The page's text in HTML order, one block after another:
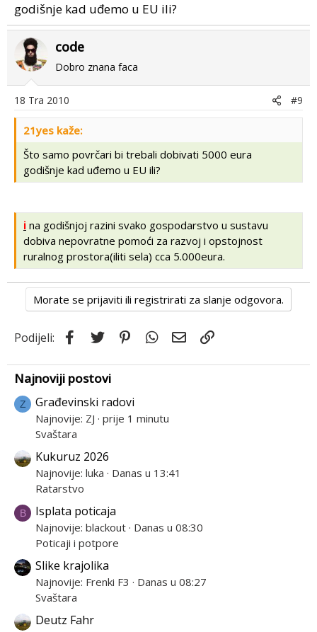
godišnje kad uđemo u EU ili?
code
Dobro znana faca
18 Tra 2010 #9
21yes kaže:
Što samo povrčari bi trebali dobivati 5000 eura
godišnje kad uđemo u EU ili?
i na godišnjoj razini svako gospodarstvo u sustavu
dobiva nepovratne pomoći za razvoj i opstojnost
ruralnog prostora(iliti sela) cca 5.000eura.
Morate se prijaviti ili registrirati za slanje odgovora.
Podijeli: Facebook
Twitter PinterestWhatsApp
Email
Najnoviji postovi
Z Građevinski radovi
Najnovije: ZJ prije 1 minutu
Svaštara
Kukuruz 2026
Najnovije: luka
Danas u 13:41
Ratarstvo
B Isplata poticaja
Najnovije: blackout Danas u 08:30
Poticaji i potpore
Slike krajolika
Najnovije: Frenki F3
Danas u 08:27
Svaštara
Deutz Fahr